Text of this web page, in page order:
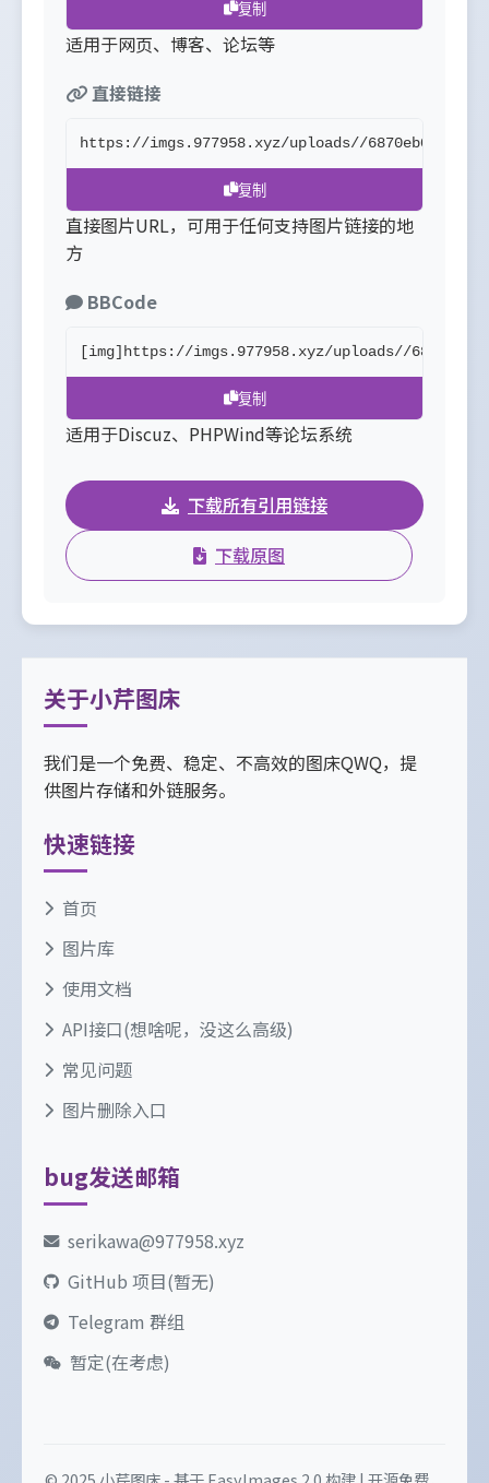
复制
适用于网页、博客、论坛等
直接链接
https://imgs.977958.xyz/uploads//
复制
直接图片URL，可用于任何支持图片链接的地
方
BBCode
[img]https://imgs.977958.xyz/uploads//
复制
适用于Discuz、PHPWind等论坛系统
下载所有引用链接
下载原图
关于小芹图床
我们是一个免费、稳定、不高效的图床QWQ，提
供图片存储和外链服务。
快速链接
首页
图片库
使用文档
API接口(想啥呢，没这么高级)
常见问题
图片删除入口
bug发送邮箱
serikawa@977958.xyz
GitHub 项目(暂无)
Telegram 群组
暂定(在考虑)